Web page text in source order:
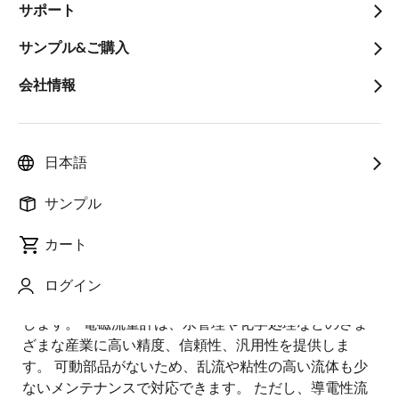
サポート
サンプル&ご購入
会社情報
日本語
サンプル
カート
ログイン
概要
概
要
説
明
電磁流量計は、ファラデーの電磁誘導の法則を使用し
て流量を測定します。 磁場を発生させるコイルと、導
電性流体からの誘導電圧を感知する電極で構成されて
います。 電圧は流量に比例するため、正確な測定が可
します。 電磁流量計は、水管理や化学処理などのさま
ざまな産業に高い精度、信頼性、汎用性を提供しま
す。 可動部品がないため、乱流や粘性の高い流体も少
ないメンテナンスで対応できます。 ただし、導電性流